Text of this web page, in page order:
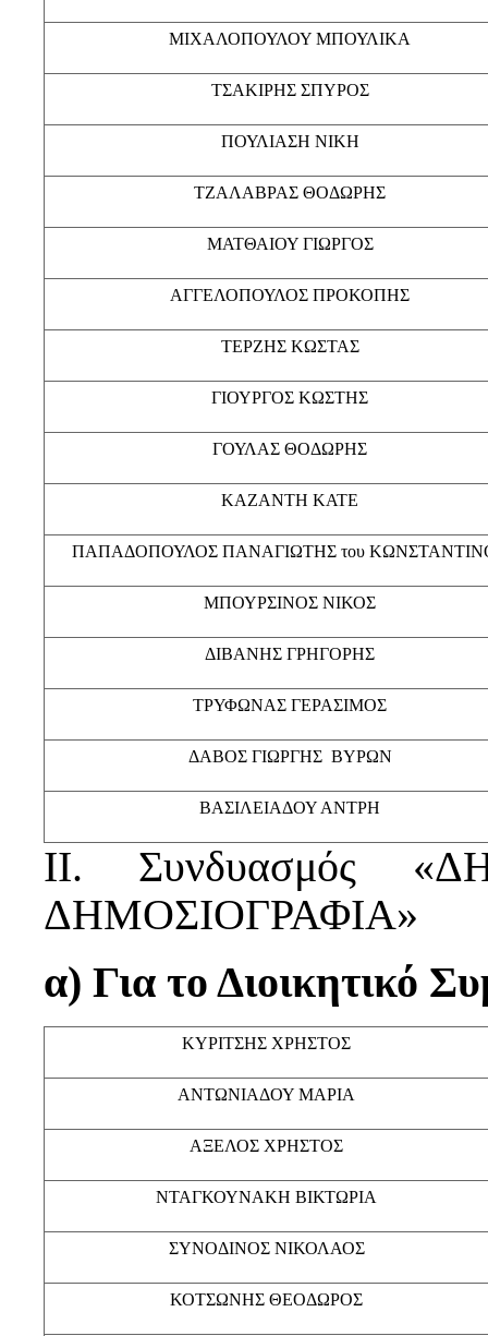
ΜΙΧΑΛΟΠΟΥΛΟΥ ΜΠΟΥΛΙΚΑ
ΤΣΑΚΙΡΗΣ ΣΠΥΡΟΣ
ΠΟΥΛΙΑΣΗ ΝΙΚΗ
ΤΖΑΛΑΒΡΑΣ ΘΟΔΩΡΗΣ
ΜΑΤΘΑΙΟΥ ΓΙΩΡΓΟΣ
ΑΓΓΕΛΟΠΟΥΛΟΣ ΠΡΟΚΟΠΗΣ
ΤΕΡΖΗΣ ΚΩΣΤΑΣ
ΓΙΟΥΡΓΟΣ ΚΩΣΤΗΣ
ΓΟΥΛΑΣ ΘΟΔΩΡΗΣ
ΚΑΖΑΝΤΗ ΚΑΤΕ
ΠΑΠΑΔΟΠΟΥΛΟΣ ΠΑΝΑΓΙΩΤΗΣ του
ΜΠΟΥΡΣΙΝΟΣ ΝΙΚΟΣ
ΔΙΒΑΝΗΣ ΓΡΗΓΟΡΗΣ
ΤΡΥΦΩΝΑΣ ΓΕΡΑΣΙΜΟΣ
ΔΑΒΟΣ ΓΙΩΡΓΗΣ  ΒΥΡΩΝ
ΒΑΣΙΛΕΙΑΔΟΥ ΑΝΤΡΗ
ΙΙ. Συνδυασμός
ΔΗΜΟΣΙΟΓΡΑΦΙΑ»
α) Για το Διοικητικό
ΚΥΡΙΤΣΗΣ ΧΡΗΣΤΟΣ
ΑΝΤΩΝΙΑΔΟΥ ΜΑΡΙΑ
ΑΞΕΛΟΣ ΧΡΗΣΤΟΣ
ΝΤΑΓΚΟΥΝΑΚΗ ΒΙΚΤΩΡΙΑ
ΣΥΝΟΔΙΝΟΣ ΝΙΚΟΛΑΟΣ
ΚΟΤΣΩΝΗΣ ΘΕΟΔΩΡΟΣ